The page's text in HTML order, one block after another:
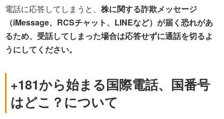
電話に応答してしまうと、 株に関する詐欺メッセージ
（iMessage、RCSチャット、LINEなど）が届く恐れがあ
るため、受話してしまった場合は応答せずに通話を切るよ
うにしてください。
+181から始まる国際電話、国番号
はどこ？について